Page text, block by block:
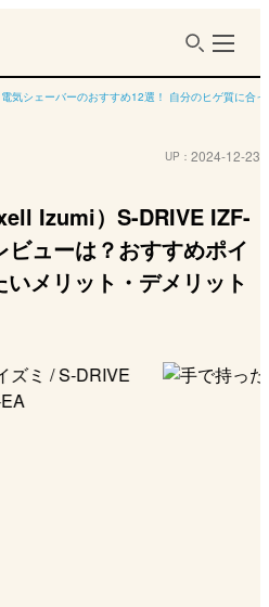
電気シェーバーのおすすめ12選！ 自分のヒゲ質に合
UP： 2024-12-23
Izumi）S-DRIVE IZF-
ューは？おすすめポイ
メリット・デメリット